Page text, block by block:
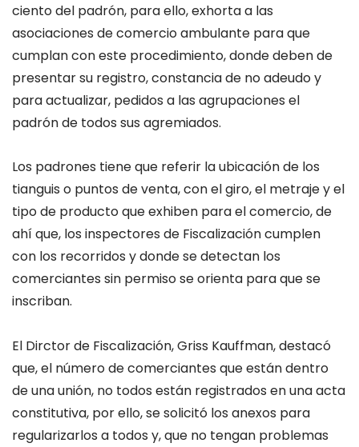
ciento del padrón, para ello, exhorta a las
asociaciones de comercio ambulante para que
cumplan con este procedimiento, donde deben de
presentar su registro, constancia de no adeudo y
para actualizar, pedidos a las agrupaciones el
padrón de todos sus agremiados.
Los padrones tiene que referir la ubicación de los
tianguis o puntos de venta, con el giro, el metraje y el
tipo de producto que exhiben para el comercio, de
ahí que, los inspectores de Fiscalización cumplen
con los recorridos y donde se detectan los
comerciantes sin permiso se orienta para que se
inscriban.
El Dirctor de Fiscalización, Griss Kauffman, destacó
que, el número de comerciantes que están dentro
de una unión, no todos están registrados en una acta
constitutiva, por ello, se solicitó los anexos para
regularizarlos a todos y, que no tengan problemas